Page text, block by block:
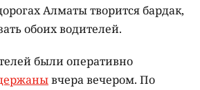
Алматы творится бардак,
обоих водителей.
были оперативно
вчера вечером. По